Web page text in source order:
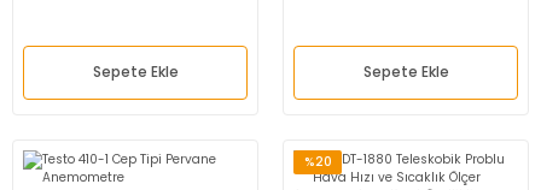
Sepete Ekle Sepete Ekle
%20